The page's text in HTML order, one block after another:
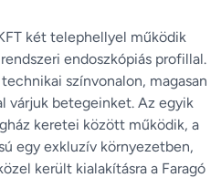
két telephellyel működik
endoszkópiás profillal.
színvonalon, magasan
várjuk betegeinket. Az egyik
keretei között működik, a
egy exkluzív környezetben,
került kialakításra a Faragó